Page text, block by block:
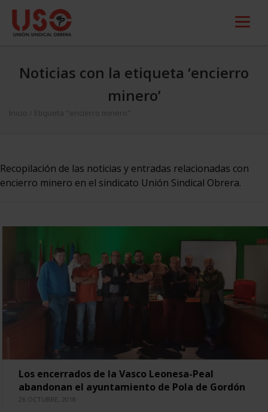
Noticias con la etiqueta ‘encierro
minero’
Inicio Etiqueta "encierro minero"
Recopilación de las noticias y entradas relacionadas con
encierro minero en el sindicato Unión Sindical Obrera.
Los encerrados de la Vasco Leonesa-Peal
abandonan el ayuntamiento de Pola de Gordón
26 OCTUBRE, 2018